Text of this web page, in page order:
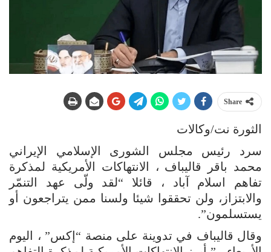
Share
الثورة نت/وكالات
سرد رئيس مجلس الشورى الإسلامي الإيراني
محمد باقر قاليباف ، الانتهاكات الأمريكية لمذكرة
تفاهم اسلام آباد ، قائلا “لقد ولّى عهد التنمّر
والابتزاز، ولن تحققوا شيئا ولسنا ممن يتراجعون أو
يستسلمون”.
وقال قاليباف في تدوينة على منصة “إكس” ، اليوم